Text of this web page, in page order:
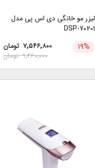
لیزر مو خانگی دی اس پی مدل
DSP-70201
۱۹% ۷٬۵۴۶٬۸۰۰ تومان
۹٬۴۲۰٬۰۰۰تومان